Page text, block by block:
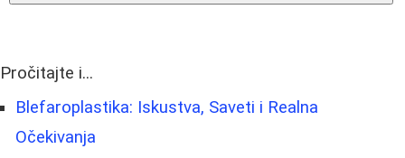
Pročitajte i...
Blefaroplastika: Iskustva, Saveti i Realna
Očekivanja